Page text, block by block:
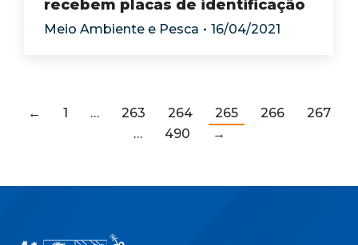
recebem placas de identificação
Meio Ambiente e Pesca 16/04/2021
← 1 … 263 264 265 266
267
…
490 →